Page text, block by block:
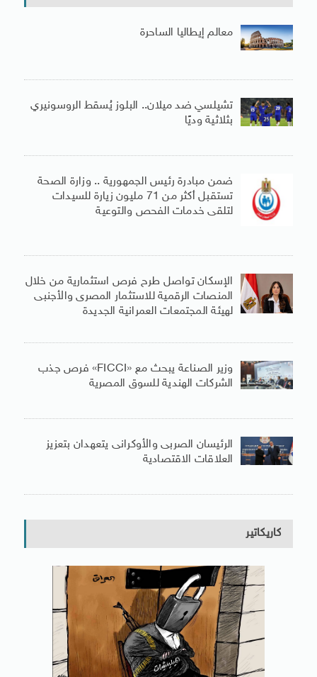
معالم إيطاليا الساحرة
تشيلسي ضد ميلان.. البلوز يُسقط الروسونيري
بثلاثية وديًا
ضمن مبادرة رئيس الجمهورية .. وزارة الصحة
تستقبل أكثر من 71 مليون زيارة للسيدات
لتلقى خدمات الفحص والتوعية
الإسكان تواصل طرح فرص استثمارية من خلال
المنصات الرقمية للاستثمار المصرى والأجنبى
لهيئة المجتمعات العمرانية الجديدة
وزير الصناعة يبحث مع «FICCI» فرص جذب
الشركات الهندية للسوق المصرية
الرئيسان الصربى والأوكرانى يتعهدان بتعزيز
العلاقات الاقتصادية
كاريكاتير